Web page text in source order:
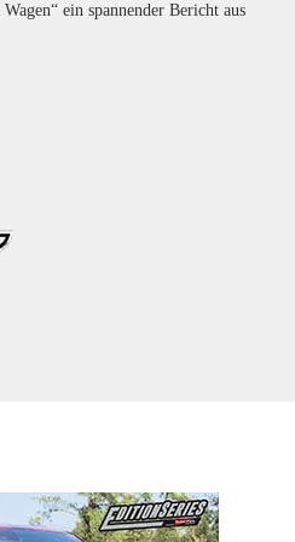
ein spannender Bericht aus